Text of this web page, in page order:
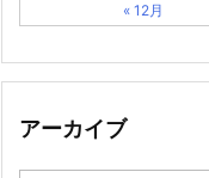
« 12月
アーカイブ